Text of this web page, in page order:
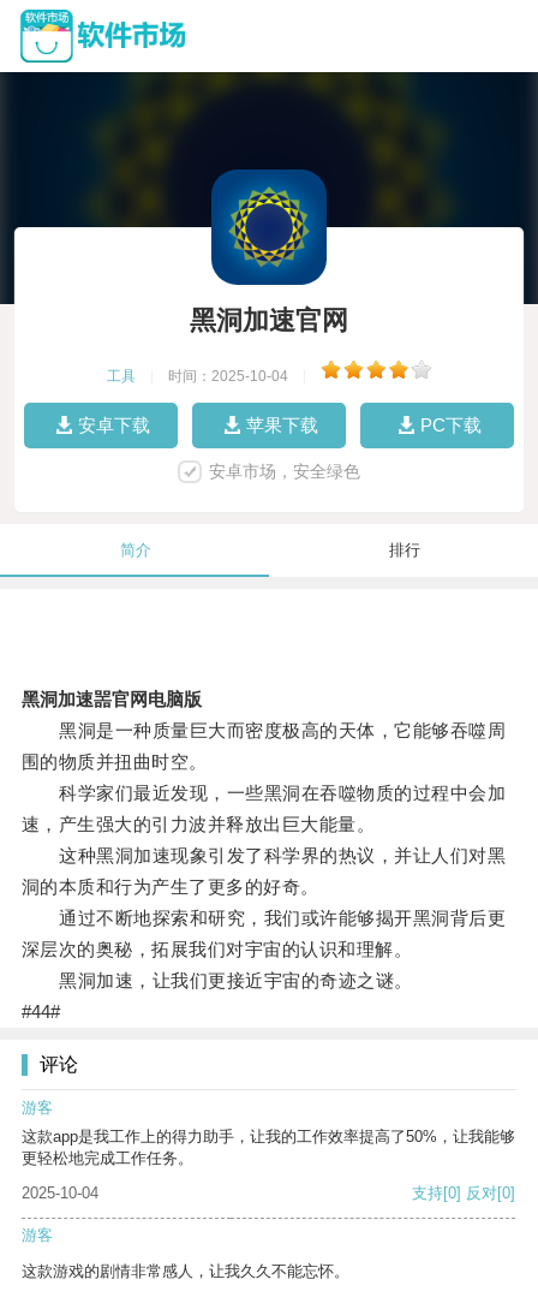
黑洞加速官网
工具 时间：2025-10-04
安卓下载 苹果下载 PC下载
安卓市场，安全绿色
简介 排行
黑洞加速噐官网电脑版
黑洞是一种质量巨大而密度极高的天体，它能够吞噬周
围的物质并扭曲时空。
科学家们最近发现，一些黑洞在吞噬物质的过程中会加
速，产生强大的引力波并释放出巨大能量。
这种黑洞加速现象引发了科学界的热议，并让人们对黑
洞的本质和行为产生了更多的好奇。
通过不断地探索和研究，我们或许能够揭开黑洞背后更
深层次的奥秘，拓展我们对宇宙的认识和理解。
黑洞加速，让我们更接近宇宙的奇迹之谜。
#44#
评论
游客
这款app是我工作上的得力助手，让我的工作效率提高了50%，让我能够
更轻松地完成工作任务。
2025-10-04
支持[0] 反对[0]
游客
这款游戏的剧情非常感人，让我久久不能忘怀。